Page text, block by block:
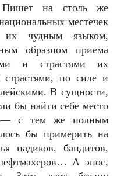
Пишет на столь же
местечек
их чудным языком,
образцом приема
и страстями их
страстями, по силе и
В сущности,
бы найти себе место
— с тем же полным
бы примерить на
цадиков, бандитов,
А эпос,